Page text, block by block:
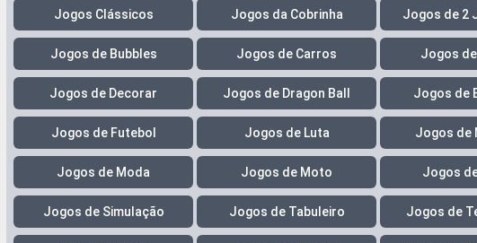
Jogos Clássicos Jogos da Cobrinha Jogos de 2
Jogos de Bubbles Jogos de Carros Jogos
Jogos de Decorar Jogos de Dragon Ball Jogos de
Jogos de Futebol Jogos de Luta Jogos de
Jogos de Moda Jogos de Moto Jogos
Jogos de Simulação Jogos de Tabuleiro Jogos de